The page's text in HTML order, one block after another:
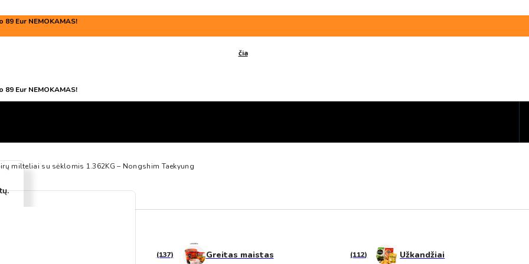
89 Eur NEMOKAMAS!
čia
89 Eur NEMOKAMAS!
(137) Greitas maistas (112) Užkandžiai
milteliai su sėklomis 1.362KG – Nongshim Taekyung